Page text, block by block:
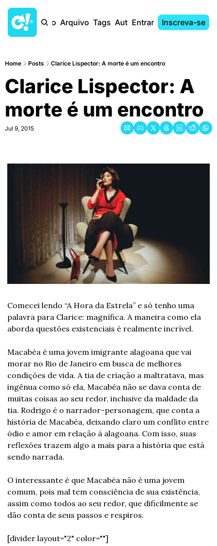
Início Arquivo Tags AutoresEntrar Inscreva-se
Home Posts Clarice Lispector: A morte é um encontro
Clarice Lispector: A
morte é um encontro
Jul 9, 2015
Comecei lendo “A Hora da Estrela” e só tenho uma
palavra para Clarice: magnífica. A maneira como ela
aborda questões existenciais é realmente incrível.
Macabéa é uma jovem imigrante alagoana que vai
morar no Rio de Janeiro em busca de melhores
condições de vida. A tia de criação a maltratava, mas
ingênua como só ela, Macabéa não se dava conta de
muitas coisas ao seu redor, inclusive da maldade da
tia. Rodrigo é o narrador-personagem, que conta a
história de Macabéa, deixando claro um conflito entre
ódio e amor em relação à alagoana. Com isso, suas
reflexões trazem algo a mais para a história que está
sendo narrada.
O interessante é que Macabéa não é uma jovem
comum, pois mal tem consciência de sua existência,
assim como todos ao seu redor, que dificilmente se
dão conta de seus passos e respiros.
[divider layout="2" color=""]